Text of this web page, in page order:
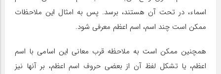
اسماء، در تحت آن هستند، برسد. پس به امثال این ملاحظات
ممکن است چند اسم، اسم اعظم معرفی شود.
همچنین ممکن است به ملاحظه قرب معانی این اسامی با اسم
اعظم، یا تشکل لفظ آن از بعضی حروف اسم اعظم، بر آنها نیز